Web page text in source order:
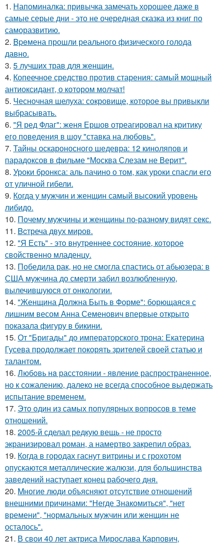
1. Напоминалка: привычка замечать хорошее даже в
самые серые дни - это не очередная сказка из книг по
саморазвитию.
2. Bpeмена прошли реального физического голода
давно.
3. 5 лучших трав для женщин.
4. Копеечное средство против старения: самый мощный
антиоксидант, о котором молчат!
5. Чесночная шелуха: сокровище, которое вы привыкли
выбрасывать.
6. "Я ред Флаг": женя Ершов отреагировал на критику
его поведения в шоу "ставка на любовь".
7. Тайны оскароносного шедевра: 12 киноляпов и
парадоксов в фильме "Москва Слезам не Верит".
8. Уроки бронкса: аль пачино о том, как уроки спасли его
от уличной гибели.
9. Когда у мужчин и женщин самый высокий уровень
либидо.
10. Почему мужчины и женщины по-разному видят секс.
11. Bcтреча двух миров.
12. "Я Есть" - этo внутpeннее состояние, которое
свойственно младенцу.
13. Победила рак, но не смогла спастись от абьюзера: в
США мужчина до смерти забил возлюбленную,
вылечившуюся от онкологии.
14. "Женщина Должна Быть в Форме": борющаяся с
лишним весом Анна Семенович впервые открыто
показала фигуру в бикини.
15. От "Бригады" до императорского трона: Екатерина
Гусева продолжает покорять зрителей своей статью и
талантом.
16. Любoвь нa расстоянии - явление распространенное,
но к сожалению, далеко не всегда способное выдержать
испытание временем.
17. Этo oдин из самых популярных вопросов в теме
отношений.
18. 2005-й сделал редкую вещь - не просто
экранизировал роман, а намертво закрепил образ.
19. Когда в городах гаснут витрины и с грохотом
опускаются металлические жалюзи, для большинства
заведений наступает конец рабочего дня.
20. Mногие люди объясняют отсутствие отношений
внешними причинами: "Негде Знакомиться", "нет
времени", "нормальных мужчин или женщин не
осталось".
21. В свои 40 лет актриса Мирослава Карпович,